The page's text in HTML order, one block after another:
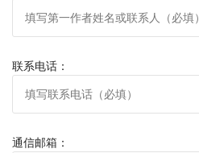
联系电话：
通信邮箱：